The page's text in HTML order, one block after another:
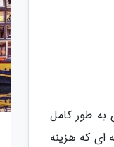
رسوب گیری به طور کامل
ای که هزینه